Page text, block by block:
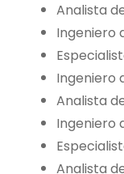
Analista
Ingeniero
Ingeniero
Analista
Ingeniero
Analista